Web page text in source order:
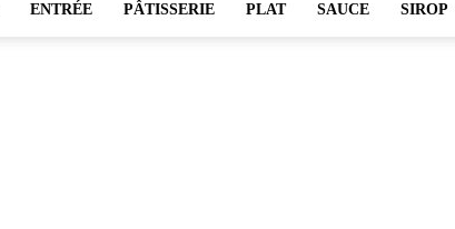
ENTRÉE PÂTISSERIE PLAT SAUCE SIROP